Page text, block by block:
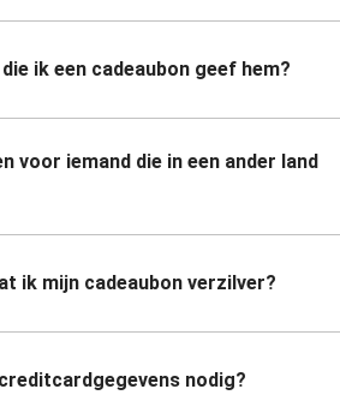
ik een cadeaubon geef hem?
voor iemand die in een ander land
ik mijn cadeaubon verzilver?
nodig?